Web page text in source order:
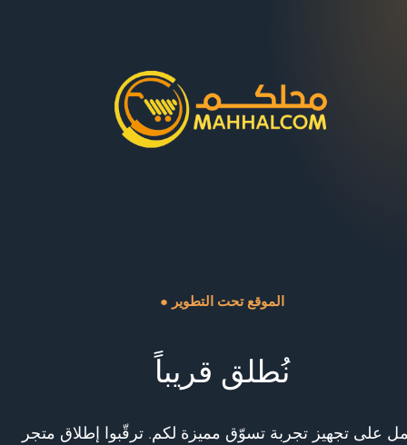
● الموقع تحت التطوير
نُطلق قريباً
على تجهيز تجربة تسوّق مميزة لكم. ترقّبوا إطلاق متجر